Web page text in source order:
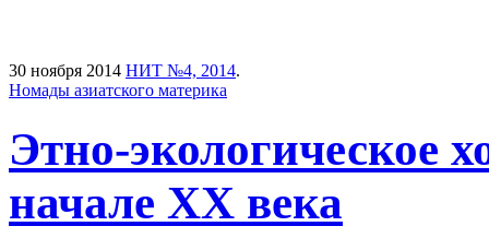
30 ноября 2014 НИТ №4, 2014.
Номады азиатского материка
Этно-экологическое
начале XX века